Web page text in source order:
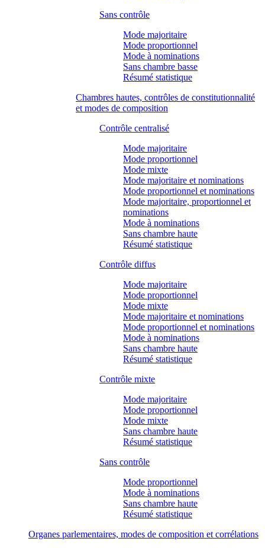
Sans contrôle
Mode majoritaire
Mode proportionnel
Mode à nominations
Sans chambre basse
Résumé statistique
Chambres hautes, contrôles de constitutionnalité
et modes de composition
Contrôle centralisé
Mode majoritaire
Mode proportionnel
Mode mixte
Mode majoritaire et nominations
Mode proportionnel et nominations
Mode majoritaire, proportionnel et
nominations
Mode à nominations
Sans chambre haute
Résumé statistique
Contrôle diffus
Mode majoritaire
Mode proportionnel
Mode mixte
Mode majoritaire et nominations
Mode proportionnel et nominations
Mode à nominations
Sans chambre haute
Résumé statistique
Contrôle mixte
Mode majoritaire
Mode proportionnel
Mode mixte
Sans chambre haute
Résumé statistique
Sans contrôle
Mode proportionnel
Mode à nominations
Sans chambre haute
Résumé statistique
Organes parlementaires, modes de composition et corrélations